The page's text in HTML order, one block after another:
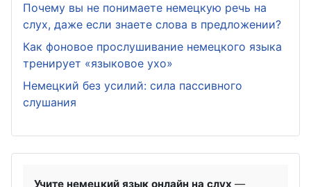
Почему вы не понимаете немецкую речь на
слух, даже если знаете слова в предложении?
Как фоновое прослушивание немецкого языка
тренирует «языковое ухо»
Немецкий без усилий: сила пассивного
слушания
Учите немецкий язык онлайн на слух —